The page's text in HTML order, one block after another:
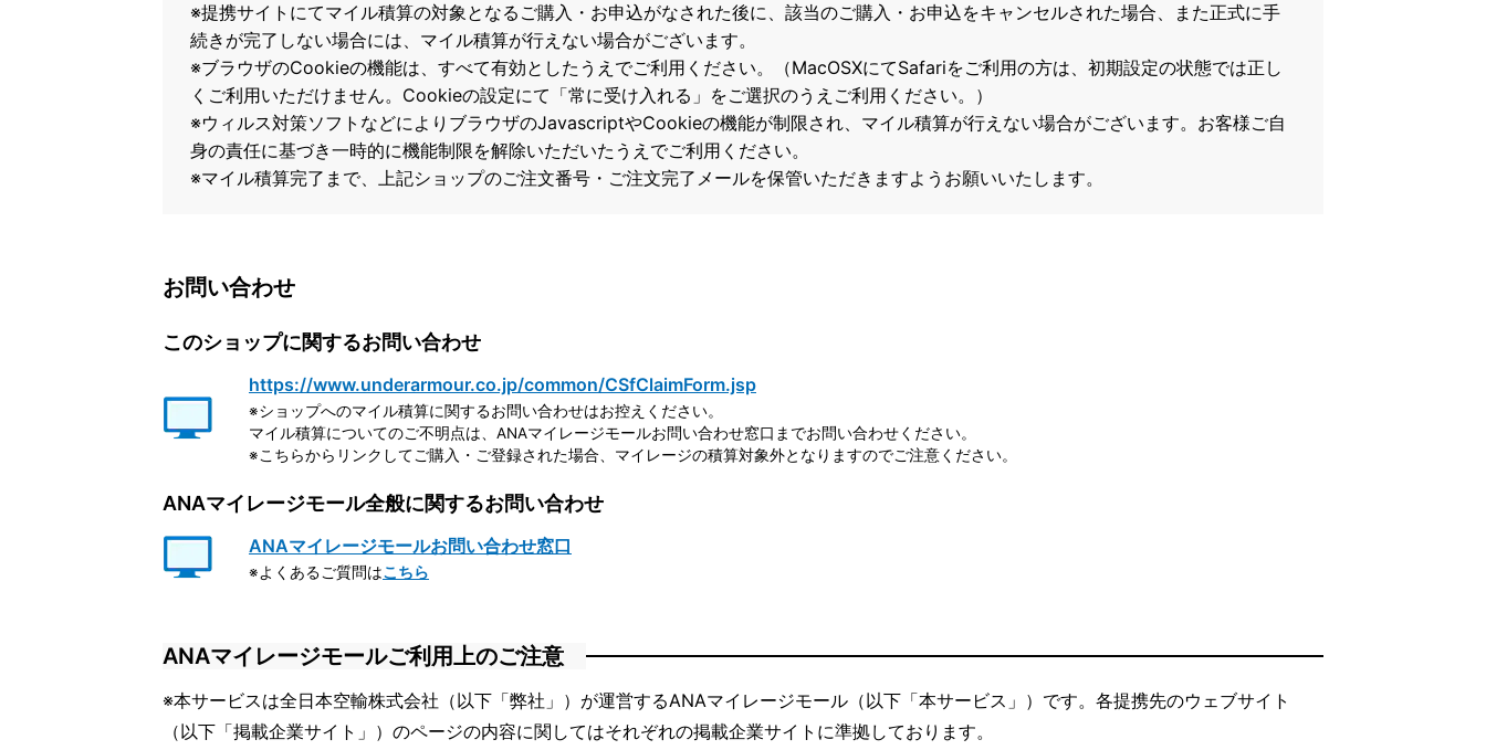
※提携サイトにてマイル積算の対象となるご購入・お申込がなされた後に、該当のご購入・お申込をキャンセルされた場合、また正式に手
続きが完了しない場合には、マイル積算が行えない場合がございます。
※ブラウザのCookieの機能は、すべて有効としたうえでご利用ください。（MacOSXにてSafariをご利用の方は、初期設定の状態では正し
くご利用いただけません。Cookieの設定にて「常に受け入れる」をご選択のうえご利用ください。）
※ウィルス対策ソフトなどによりブラウザのJavascriptやCookieの機能が制限され、マイル積算が行えない場合がございます。お客様ご自
身の責任に基づき一時的に機能制限を解除いただいたうえでご利用ください。
※マイル積算完了まで、上記ショップのご注文番号・ご注文完了メールを保管いただきますようお願いいたします。
お問い合わせ
このショップに関するお問い合わせ
https://www.underarmour.co.jp/common/CSfClaimForm.jsp
※ショップへのマイル積算に関するお問い合わせはお控えください。
マイル積算についてのご不明点は、ANAマイレージモールお問い合わせ窓口までお問い合わせください。
※こちらからリンクしてご購入・ご登録された場合、マイレージの積算対象外となりますのでご注意ください。
ANAマイレージモール全般に関するお問い合わせ
ANAマイレージモールお問い合わせ窓口
※よくあるご質問はこちら
ANAマイレージモールご利用上のご注意
※本サービスは全日本空輸株式会社（以下「弊社」）が運営するANAマイレージモール（以下「本サービス」）です。各提携先のウェブサイト
（以下「掲載企業サイト」）のページの内容に関してはそれぞれの掲載企業サイトに準拠しております。